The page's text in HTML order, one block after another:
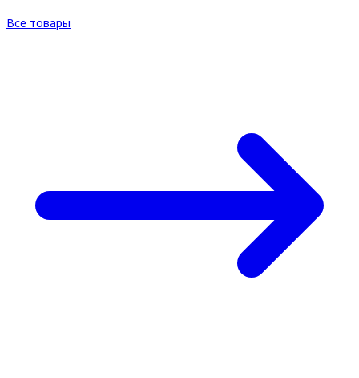
Все товары